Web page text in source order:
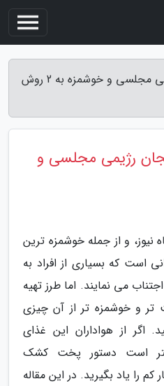
طرز تهیه کشک بادمجان رژیمی مجلسی و خوشمزه به 2 روش
رژیمی مجلسی و
نیوز، و از جمله خوشمزه ترین
است که بسیاری از افراد به
می نمایند. اما طرز تهیه
و خوشمزه تر از آن چیزی
از هواداران این غذای
است دستور پخت کشک
را یاد بگیرید. در این مقاله